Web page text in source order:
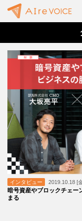
インタビュー 2019.10.18 [
暗号資産やブロックチェー
まる